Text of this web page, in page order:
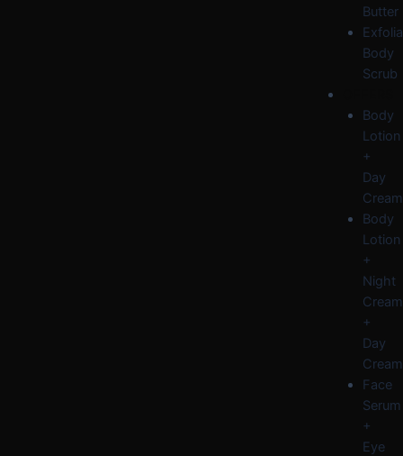
Butter
Body
Scrub
Body
Lotion
+
Day
Cream
Body
Lotion
+
Night
Cream
+
Day
Cream
Face
Serum
+
Eye